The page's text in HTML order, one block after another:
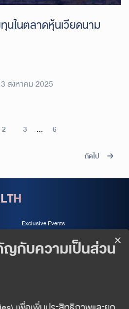
นในตลาดหุ้นเวียดนาม
สิงหาคม 2025
2 3 … 6
ถัดไป
Exclusive Events
About us
management@fnsyrus.com